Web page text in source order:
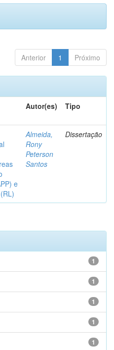
Anterior 1 Próximo
Autor(es) Tipo
e
Almeida,
Rony
Peterson
Santos
Dissertação
1
1
1
1
1